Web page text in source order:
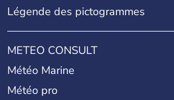
Légende des pictogrammes
METEO CONSULT
Météo Marine
Météo pro